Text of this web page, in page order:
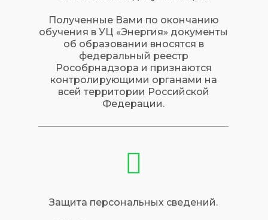
Полученные Вами по окончанию
обучения в УЦ «Энергия» документы
об образовании вносятся в
федеральный реестр
Рособрнадзора и признаются
контролирующими органами на
всей территории Российской
Федерации.
Защита персональных сведений.